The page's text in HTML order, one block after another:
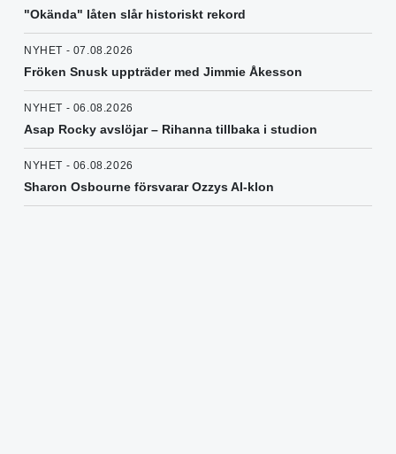
"Okända" låten slår historiskt rekord
NYHET - 07.08.2026
Fröken Snusk uppträder med Jimmie Åkesson
NYHET - 06.08.2026
Asap Rocky avslöjar – Rihanna tillbaka i studion
NYHET - 06.08.2026
Sharon Osbourne försvarar Ozzys AI-klon